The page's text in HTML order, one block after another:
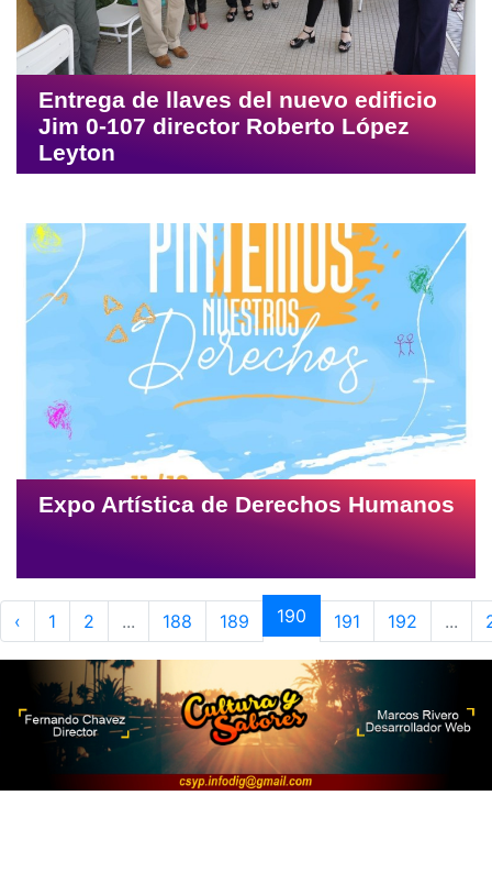
Entrega de llaves del nuevo edificio
Jim 0-107 director Roberto López
Leyton
Expo Artística de Derechos Humanos
‹ 1 2 ... 188 189 190 191 192 ...